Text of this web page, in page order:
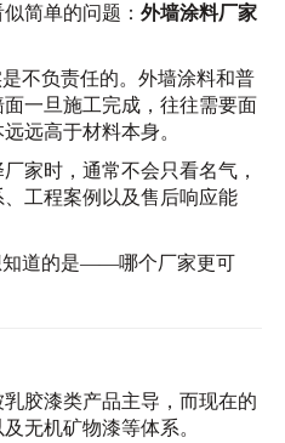
简单的问题：外墙涂料厂家
不负责任的。外墙涂料和普
一旦施工完成，往往需要面
远高于材料本身。
家时，通常不会只看名气，
工程案例以及售后响应能
知道的是——哪个厂家更可
胶漆类产品主导，而现在的
无机矿物漆等体系。